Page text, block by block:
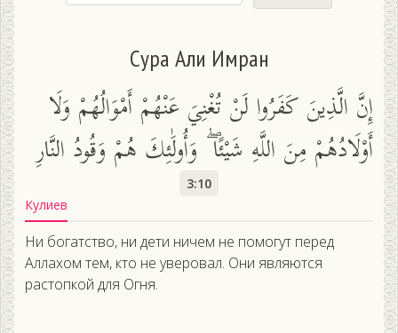
Сура Али Имран
إِنَّ الَّذِينَ كَفَرُوا لَنْ تُغْنِيَ عَنْهُمْ أَمْوَالُهُمْ وَلَا
أَوْلَادُهُمْ مِنَ اللَّهِ شَيْئًا ۖ وَأُولَٰئِكَ هُمْ وَقُودُ النَّارِ
3:10
Кулиев
Ни богатство, ни дети ничем не помогут перед
Аллахом тем, кто не уверовал. Они являются
растопкой для Огня.